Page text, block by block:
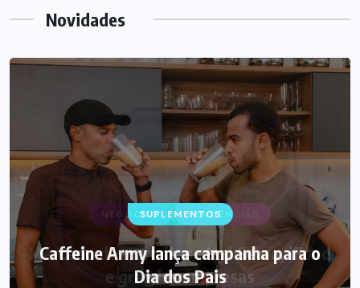
Novidades
SUPLEMENTOS
Caffeine Army lança campanha para o
Dia dos Pais